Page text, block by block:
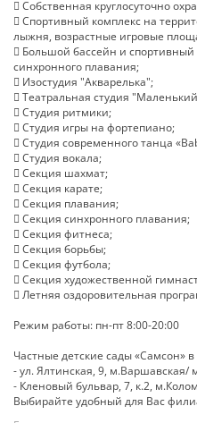
 Собственная круглосуточно
 Спортивный комплекс на
лыжня, возрастные игровые
 Большой бассейн и
синхронного плавания;
 Изостудия "Акварелька";
 Театральная студия
 Студия ритмики;
 Студия игры на фортепиано;
 Студия современного танца
 Студия вокала;
 Секция шахмат;
 Секция карате;
 Секция плавания;
 Секция синхронного плавания;
 Секция фитнеса;
 Секция борьбы;
 Секция футбола;
 Секция художественной
 Летняя оздоровительная
Режим работы: пн-пт 8:00-20:00
Частные детские сады «Самсон»
- ул. Ялтинская, 9, м.Варшавская/
- Кленовый бульвар, 7, к.2,
Выбирайте удобный для Вас